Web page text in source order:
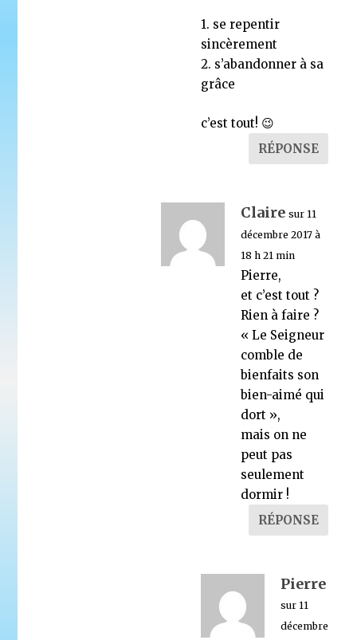
1. se repentir
sincèrement
2. s’abandonner à sa
grâce
c’est tout! 😉
RÉPONSE
Claire sur 11
décembre 2017 à
18 h 21 min
Pierre,
et c’est tout ?
Rien à faire ?
« Le Seigneur
comble de
bienfaits son
bien-aimé qui
dort »,
mais on ne
peut pas
seulement
dormir !
RÉPONSE
Pierre
sur 11
décembre